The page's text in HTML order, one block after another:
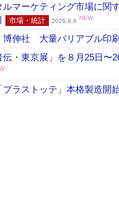
マーケティング市場に関
市場・統計 2026.8.6 NEW
博伸社 大量バリアブル印
・東京展」を８月25日〜
ラストッテ」本格製造開